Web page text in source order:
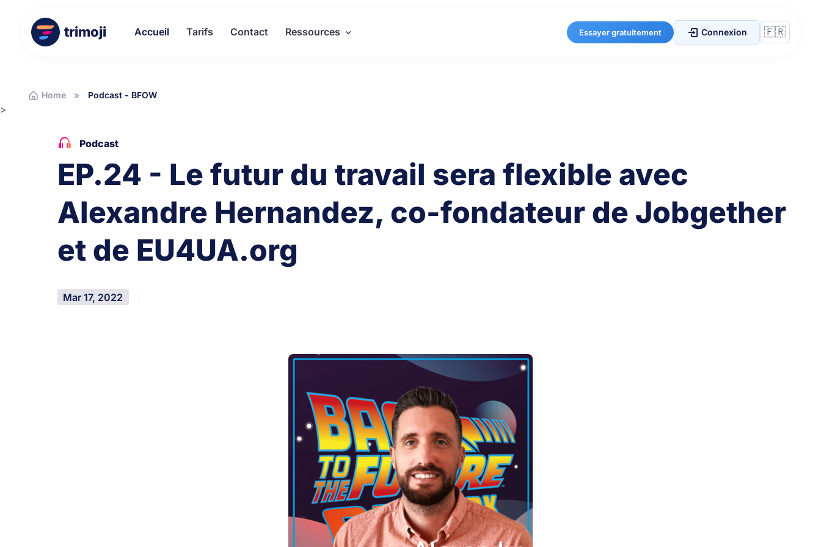
trimoji Accueil Tarifs Contact Ressources Essayer gratuitement Connexion
Home Podcast - BFOW
>
Podcast
EP.24 - Le futur du travail sera flexible avec
Alexandre Hernandez, co-fondateur de Jobgether
et de EU4UA.org
Mar 17, 2022